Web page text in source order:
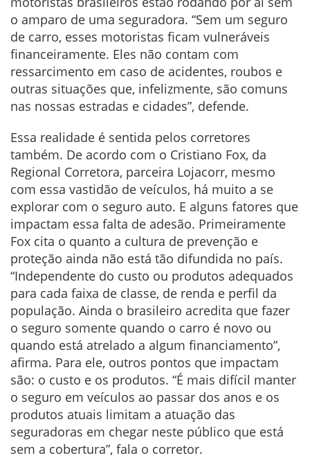
o amparo de uma seguradora. “Sem um seguro
de carro, esses motoristas ficam vulneráveis
financeiramente. Eles não contam com
ressarcimento em caso de acidentes, roubos e
outras situações que, infelizmente, são comuns
nas nossas estradas e cidades”, defende.
Essa realidade é sentida pelos corretores
também. De acordo com o Cristiano Fox, da
Regional Corretora, parceira Lojacorr, mesmo
com essa vastidão de veículos, há muito a se
explorar com o seguro auto. E alguns fatores que
impactam essa falta de adesão. Primeiramente
Fox cita o quanto a cultura de prevenção e
proteção ainda não está tão difundida no país.
“Independente do custo ou produtos adequados
para cada faixa de classe, de renda e perfil da
população. Ainda o brasileiro acredita que fazer
o seguro somente quando o carro é novo ou
quando está atrelado a algum financiamento”,
afirma. Para ele, outros pontos que impactam
são: o custo e os produtos. “É mais difícil manter
o seguro em veículos ao passar dos anos e os
produtos atuais limitam a atuação das
seguradoras em chegar neste público que está
sem a cobertura”, fala o corretor.